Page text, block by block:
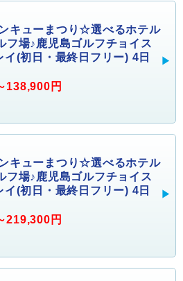
キューまつり☆選べるホテル
フ場♪鹿児島ゴルフチョイス
イ(初日・最終日フリー) 4日
138,900円
キューまつり☆選べるホテル
フ場♪鹿児島ゴルフチョイス
イ(初日・最終日フリー) 4日
219,300円